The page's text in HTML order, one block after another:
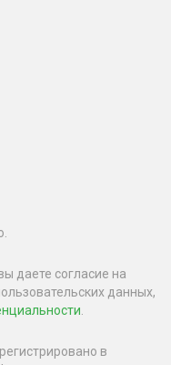
даете согласие на
данных,
в